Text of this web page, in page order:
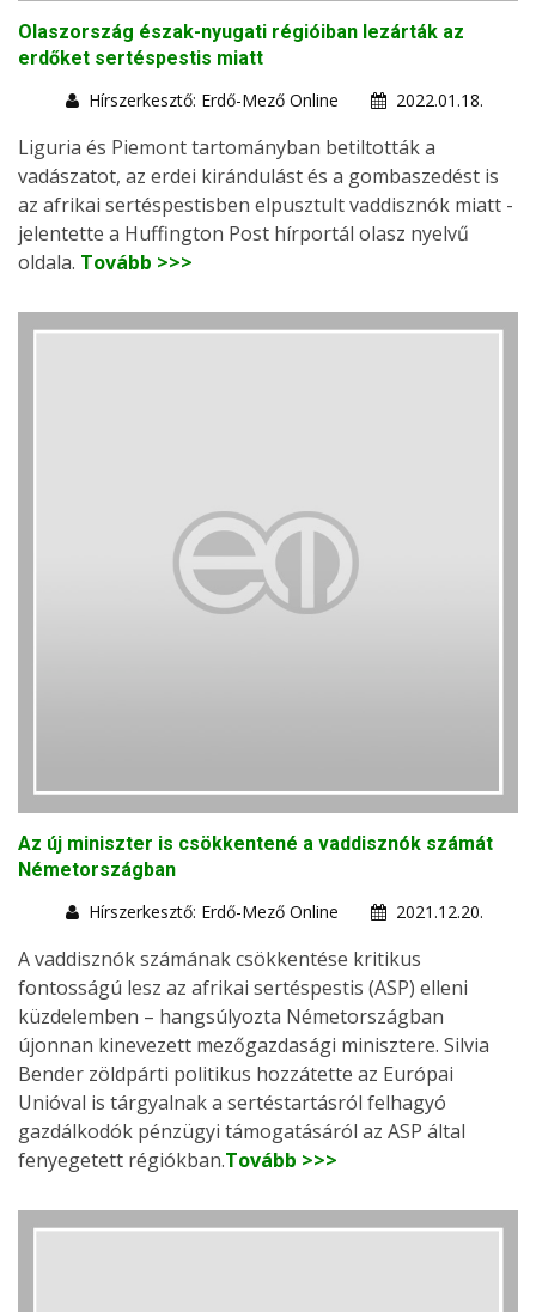
Olaszország észak-nyugati régióiban lezárták az
erdőket sertéspestis miatt
Hírszerkesztő: Erdő-Mező Online
2022.01.18.
Liguria és Piemont tartományban betiltották a
vadászatot, az erdei kirándulást és a gombaszedést is
az afrikai sertéspestisben elpusztult vaddisznók miatt -
jelentette a Huffington Post hírportál olasz nyelvű
oldala. Tovább >>>
Az új miniszter is csökkentené a vaddisznók számát
Németországban
Hírszerkesztő: Erdő-Mező Online
2021.12.20.
A vaddisznók számának csökkentése kritikus
fontosságú lesz az afrikai sertéspestis (ASP) elleni
küzdelemben – hangsúlyozta Németországban
újonnan kinevezett mezőgazdasági minisztere. Silvia
Bender zöldpárti politikus hozzátette az Európai
Unióval is tárgyalnak a sertéstartásról felhagyó
gazdálkodók pénzügyi támogatásáról az ASP által
fenyegetett régiókban.Tovább >>>